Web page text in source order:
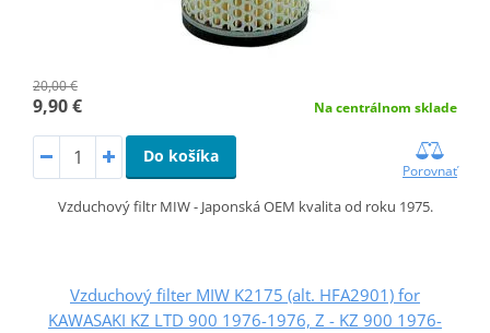
20,00 €
9,90 € Na centrálnom sklade
Do košíka
Porovnať
Vzduchový filtr MIW - Japonská OEM kvalita od roku 1975.
Vzduchový filter MIW K2175 (alt. HFA2901) for
KAWASAKI KZ LTD 900 1976-1976, Z - KZ 900 1976-